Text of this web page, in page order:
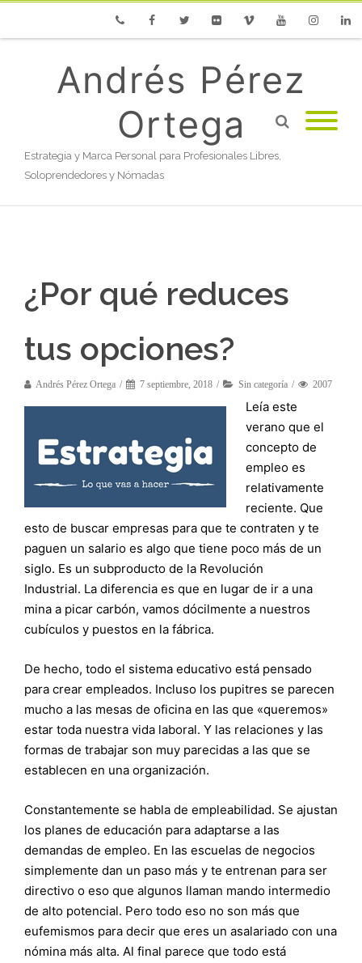
Andrés Pérez
Ortega
Estrategia y Marca Personal para Profesionales Libres,
Soloprendedores y Nómadas
¿Por qué reduces
tus opciones?
Andrés Pérez Ortega 7 septiembre, 2018 Sin categoría 2007
Leía este
verano que el
concepto de
empleo es
relativamente
reciente. Que
esto de buscar empresas para que te contraten y te
paguen un salario es algo que tiene poco más de un
siglo. Es un subproducto de la Revolución
Industrial. La diferencia es que en lugar de ir a una
mina a picar carbón, vamos dócilmente a nuestros
cubículos y puestos en la fábrica.
De hecho, todo el sistema educativo está pensado
para crear empleados. Incluso los pupitres se parecen
mucho a las mesas de oficina en las que «queremos»
estar toda nuestra vida laboral. Y las relaciones y las
formas de trabajar son muy parecidas a las que se
establecen en una organización.
Constantemente se habla de empleabilidad. Se ajustan
los planes de educación para adaptarse a las
demandas de empleo. En las escuelas de negocios
simplemente dan un paso más y te entrenan para ser
directivo o eso que algunos llaman mando intermedio
de alto potencial. Pero todo eso no son más que
eufemismos para decir que eres un asalariado con una
nómina más alta. Al final parece que todo está